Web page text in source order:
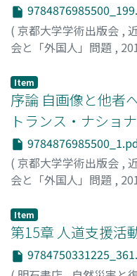
( 京都大学学術出版会 ,
会と「外国人」問題 ,
Item
序論 自画像と他者
トランス・ナショ
( 京都大学学術出版会 ,
会と「外国人」問題 ,
Item
第15章 人道支援活